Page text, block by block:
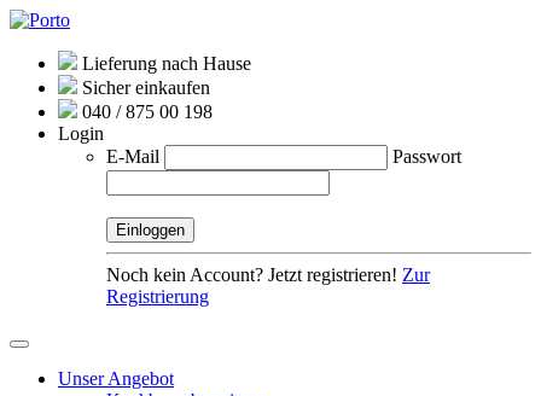
Lieferung nach Hause
Sicher einkaufen
040 / 875 00 198
Login
E-Mail
Passwort
Noch kein Account? Jetzt registrieren! Zur
Registrierung
Unser Angebot